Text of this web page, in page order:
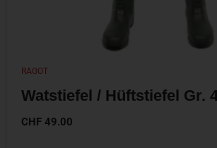
RAGOT
Watstiefel / Hüftstiefel Gr.
CHF 49.00